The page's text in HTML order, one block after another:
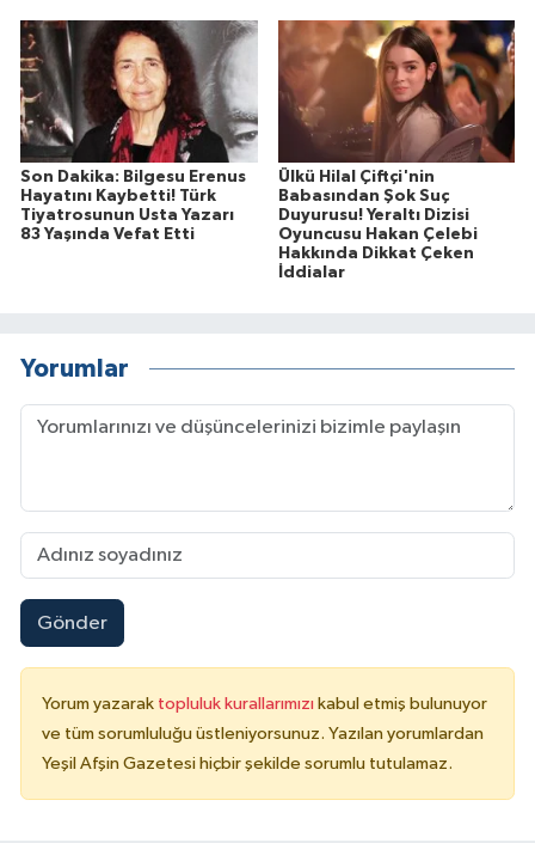
Son Dakika: Bilgesu Erenus
Hayatını Kaybetti! Türk
Tiyatrosunun Usta Yazarı
83 Yaşında Vefat Etti
Ülkü Hilal Çiftçi'nin
Babasından Şok Suç
Duyurusu! Yeraltı Dizisi
Oyuncusu Hakan Çelebi
Hakkında Dikkat Çeken
İddialar
Yorumlar
Gönder
Yorum yazarak topluluk kurallarımızı kabul etmiş bulunuyor
ve tüm sorumluluğu üstleniyorsunuz. Yazılan yorumlardan
Yeşil Afşin Gazetesi hiçbir şekilde sorumlu tutulamaz.